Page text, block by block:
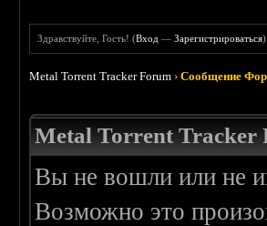
Здравствуйте, Гость! (Вход —Зарегистрироваться)
Metal Torrent Tracker Forum ›Сообщение
Metal Torrent Tracker
Вы не вошли или не
Возможно это